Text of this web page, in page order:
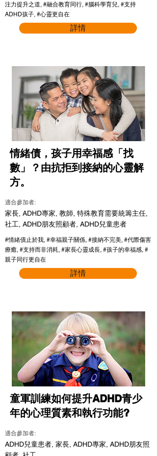
注力提升之道, #融合教育同行, #腦科學育兒, #支持
ADHD孩子, #心靈更自在
詳情
情緒債，孩子用幸福感「找
數」？由抗拒到接納的心靈解
方。
適合參加者:
家長, ADHD專家, 教師, 特殊教育需要統籌主任,
社工, ADHD朋友照顧者, ADHD兒童患者
#情緒債止於我, #幸福親子關係, #接納不完美, #代際傷害
療癒, #支持而非消耗, #家長心靈成長, #孩子的幸福感, #
親子同行更自在
詳情
童軍訓練如何提升ADHD青少
年的心理質素和執行功能?
適合參加者:
ADHD兒童患者, 家長, ADHD專家, ADHD朋友照